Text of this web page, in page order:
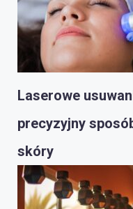
Laserowe
precyzyjny
skóry